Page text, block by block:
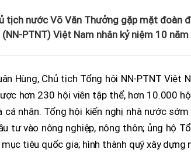
tịch nước Võ Văn Thưởng gặp mặt đoàn
PTNT) Việt Nam nhân kỷ niệm 10
Hùng, Chủ tịch Tổng hội NN-PTNT Việt
hơn 230 hội viên tập thể, hơn 10.000
nhân. Tổng hội kiến nghị nhà nước
tư vào nông nghiệp, nông thôn; ủng hộ
tiêu quốc gia; hình thành quỹ xây dựng